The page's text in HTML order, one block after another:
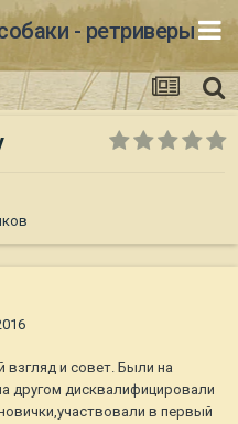
- ретриверы
и совет. Были на
другом дисквалифицировали
в первый